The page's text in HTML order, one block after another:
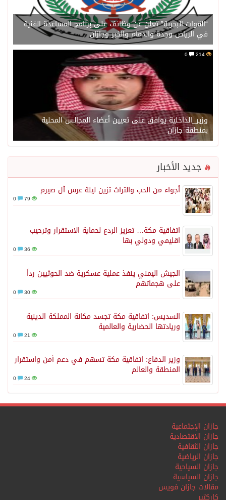
“القوات البحرية” تعلن عن وظائف على برنامج المساعدة الفنية
في الرياض وجدة والدمام والخبر وجازان
214
وزير_الداخلية يوافق على تعيين أعضاء المجالس المحلية
بمنطقة جازان
جديد الأخبار
أجواء من الحب والتراث تزين ليلة عرس آل صيرم
79
اتفاقية مكة… تعزيز الردع لحماية الاستقرار وترحيب
اقليمي ودولي بها
36
الجيش اليمني ينفذ عملية عسكرية ضد الحوثيين رداً
على هجماتهم
30
السديس: اتفاقية مكة تجسد مكانة المملكة الدينية
وريادتها الحضارية والعالمية
21
وزير الدفاع: اتفاقية مكة تسهم في دعم أمن واستقرار
المنطقة والعالم
24
جازان الإجتماعية
جازان الاقتصادية
جازان الثقافية
جازان الرياضية
جازان السياحية
جازان السياسية
مقالات جازان فويس